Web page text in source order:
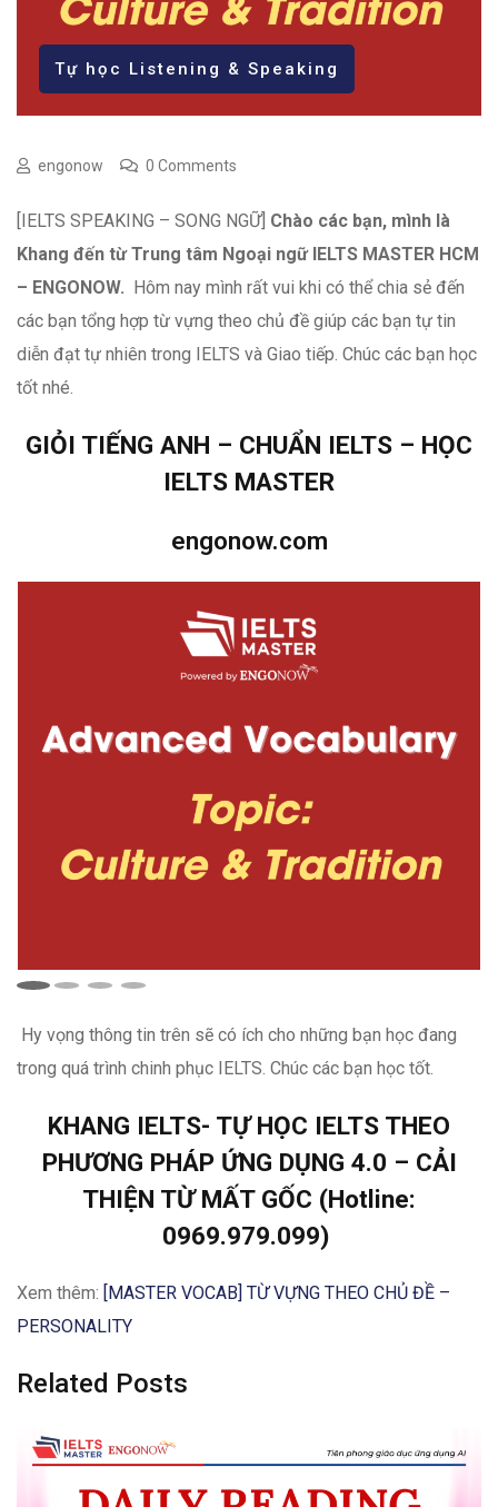
Tự học Listening & Speaking
engonow 0 Comments
[IELTS SPEAKING – SONG NGỮ] Chào các bạn, mình là
Khang đến từ Trung tâm Ngoại ngữ IELTS MASTER HCM
– ENGONOW. Hôm nay mình rất vui khi có thể chia sẻ đến
các bạn tổng hợp từ vựng theo chủ đề giúp các bạn tự tin
diễn đạt tự nhiên trong IELTS và Giao tiếp. Chúc các bạn học
tốt nhé.
GIỎI TIẾNG ANH – CHUẨN IELTS – HỌC
IELTS MASTER
engonow.com
Hy vọng thông tin trên sẽ có ích cho những bạn học đang
trong quá trình chinh phục IELTS. Chúc các bạn học tốt.
KHANG IELTS- TỰ HỌC IELTS THEO
PHƯƠNG PHÁP ỨNG DỤNG 4.0 – CẢI
THIỆN TỪ MẤT GỐC (Hotline:
0969.979.099)
Xem thêm: [MASTER VOCAB] TỪ VỰNG THEO CHỦ ĐỀ –
PERSONALITY
Related Posts